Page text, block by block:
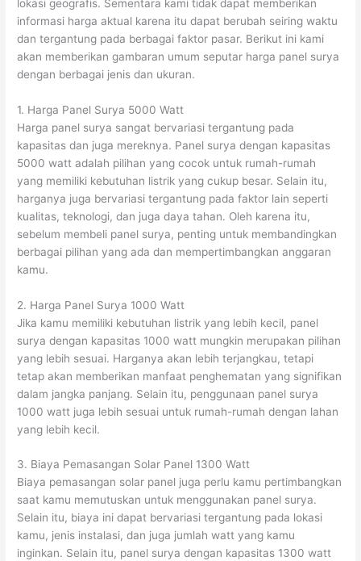
lokasi geografis. Sementara kami tidak dapat memberikan
informasi harga aktual karena itu dapat berubah seiring waktu
dan tergantung pada berbagai faktor pasar. Berikut ini kami
akan memberikan gambaran umum seputar harga panel surya
dengan berbagai jenis dan ukuran.
1. Harga Panel Surya 5000 Watt
Harga panel surya sangat bervariasi tergantung pada
kapasitas dan juga mereknya. Panel surya dengan kapasitas
5000 watt adalah pilihan yang cocok untuk rumah-rumah
yang memiliki kebutuhan listrik yang cukup besar. Selain itu,
harganya juga bervariasi tergantung pada faktor lain seperti
kualitas, teknologi, dan juga daya tahan. Oleh karena itu,
sebelum membeli panel surya, penting untuk membandingkan
berbagai pilihan yang ada dan mempertimbangkan anggaran
kamu.
2. Harga Panel Surya 1000 Watt
Jika kamu memiliki kebutuhan listrik yang lebih kecil, panel
surya dengan kapasitas 1000 watt mungkin merupakan pilihan
yang lebih sesuai. Harganya akan lebih terjangkau, tetapi
tetap akan memberikan manfaat penghematan yang signifikan
dalam jangka panjang. Selain itu, penggunaan panel surya
1000 watt juga lebih sesuai untuk rumah-rumah dengan lahan
yang lebih kecil.
3. Biaya Pemasangan Solar Panel 1300 Watt
Biaya pemasangan solar panel juga perlu kamu pertimbangkan
saat kamu memutuskan untuk menggunakan panel surya.
Selain itu, biaya ini dapat bervariasi tergantung pada lokasi
kamu, jenis instalasi, dan juga jumlah watt yang kamu
inginkan. Selain itu, panel surya dengan kapasitas 1300 watt